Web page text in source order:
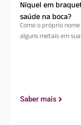
Níquel em
saúde na boca?
Como o próprio
alguns metais em
Saber mais